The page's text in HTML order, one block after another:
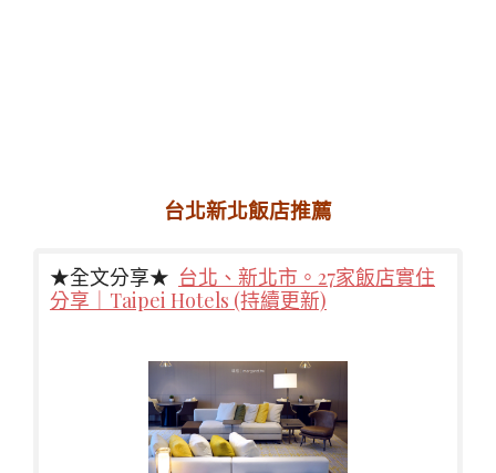
台北新北飯店推薦
★全文分享★ 台北、新北市。27家飯店實住
分享｜Taipei Hotels (持續更新)